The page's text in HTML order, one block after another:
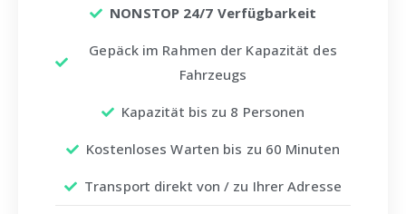
NONSTOP 24/7 Verfügbarkeit
Gepäck im Rahmen der Kapazität des
Fahrzeugs
Kapazität bis zu 8 Personen
Kostenloses Warten bis zu 60 Minuten
Transport direkt von / zu Ihrer Adresse